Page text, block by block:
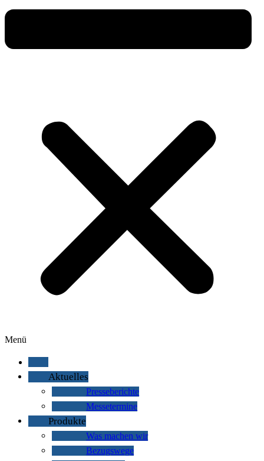
Menü
Aktuelles
Presseberichte
Messetermine
Produkte
Was machen wir
Bezugswege